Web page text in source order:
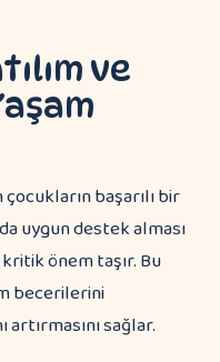
ve
başarılı bir
uygun destek alması
önem taşır. Bu
becerilerini
sağlar.